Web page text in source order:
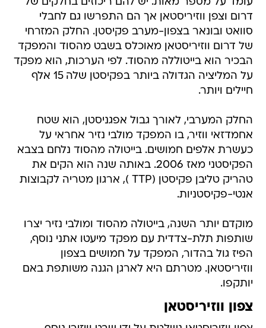
עומד על מספר מאות. יש להם ריכוזים בחלקים של
דרום וצפן ווזיריסטאן אך הם התפרשו גם לחבלי
סוואט ובונאר בצפון-מערב פקיסטן. החלק המזרחי
של דרום ווזיריסטאן מאוכלס בשבט מהסוד והמפקד
הבכיר הוא בייטוללה מהסוד. לפי הערכות, הוא מפקד
על המליציה הגדולה ביותר בפקיסטן שלה 15 אלף
חיילים ויותר.
החלק המערבי, לאורך גבול אפגניסטן, הוא שטח
אחמדזאי ווזיר, בו המפקד מולבי נזיר אחראי על
כעשרת אלפים חמושים. בייטולה מהסוד נלחם בצבא
הפקיסטני מאז 2006. באותה שנה הוא הקים את
טהריק טליבן פקיסטן (TTP ), ארגון מטריה לקבוצות
אנטי-פקיסטניות.
מוקדם יותר השנה, בייטולה מהסוד ומולבי נזיר יצרו
שותפות תלת-צדדית עם מפקד מיעטו אתני נוסף,
הפיז גול בהדור, המפקד על חמושים בצפון
ווזיריסטאן. מטרתם היא לארגן הגנה משותפת באם
יותקפו.
צפון ווזיריסטאן